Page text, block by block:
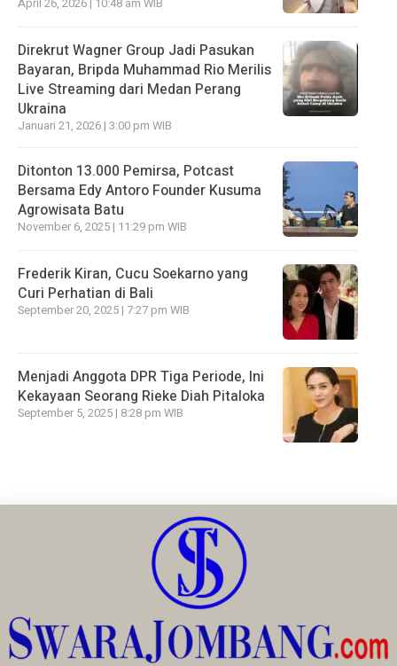
April 26, 2026 | 10:48 am WIB
Direkrut Wagner Group Jadi Pasukan
Bayaran, Bripda Muhammad Rio Merilis
Live Streaming dari Medan Perang
Ukraina
Januari 21, 2026 | 3:00 pm WIB
Ditonton 13.000 Pemirsa, Potcast
Bersama Edy Antoro Founder Kusuma
Agrowisata Batu
November 6, 2025 | 11:29 pm WIB
Frederik Kiran, Cucu Soekarno yang
Curi Perhatian di Bali
September 20, 2025 | 7:27 pm WIB
Menjadi Anggota DPR Tiga Periode, Ini
Kekayaan Seorang Rieke Diah Pitaloka
September 5, 2025 | 8:28 pm WIB